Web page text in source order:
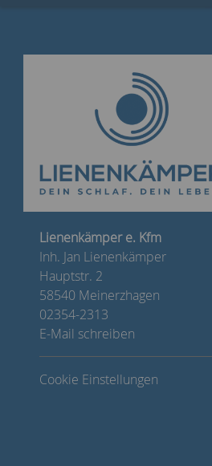
Lienenkämper e. Kfm
Inh. Jan Lienenkämper
Hauptstr. 2
58540 Meinerzhagen
02354-2313
E-Mail schreiben
Cookie Einstellungen